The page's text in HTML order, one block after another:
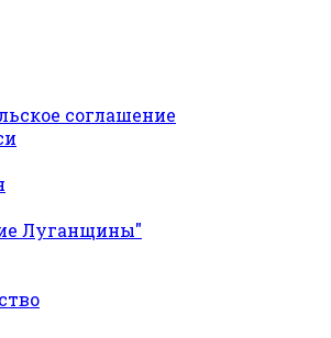
соглашение
Луганщины"